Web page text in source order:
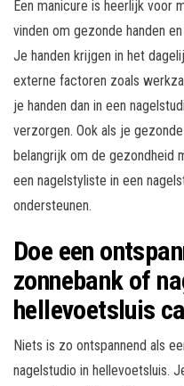
Een manicure is heerlijk voor
vinden om gezonde handen
Je handen krijgen in het
externe factoren zoals
je handen dan in een
verzorgen. Ook als je
belangrijk om de gezondheid
een nagelstyliste in een
ondersteunen.
Doe een
zonnebank of
hellevoetsluis
Niets is zo ontspannend als
nagelstudio in hellevoetsluis.